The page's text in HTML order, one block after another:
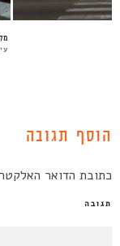
הוסף תגובה
כתובת הדואר
תגובה